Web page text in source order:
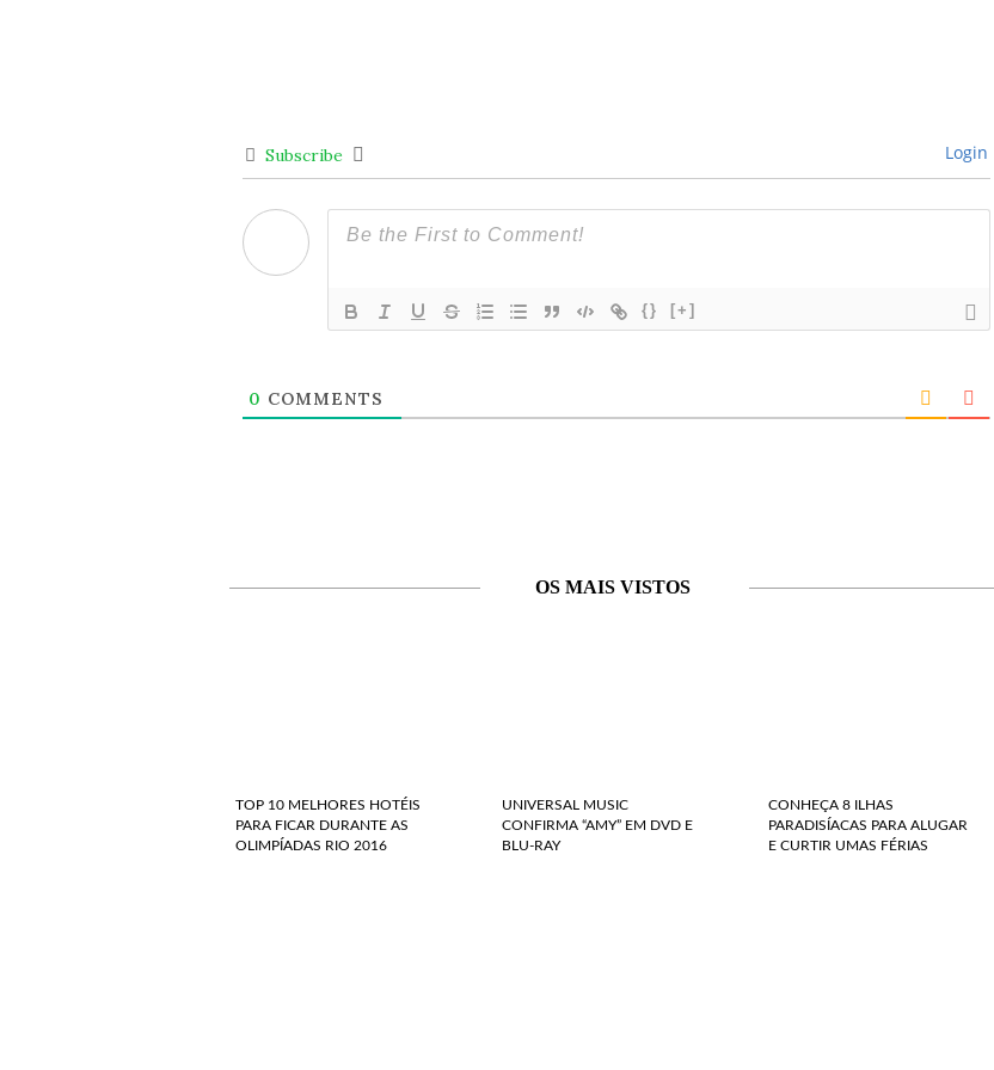
Subscribe Login
{} [+]
0 COMMENTS
OS MAIS VISTOS
TOP 10 MELHORES HOTÉIS
PARA FICAR DURANTE AS
OLIMPÍADAS RIO 2016
UNIVERSAL MUSIC
CONFIRMA “AMY” EM DVD E
BLU-RAY
CONHEÇA 8 ILHAS
PARADISÍACAS PARA ALUGAR
E CURTIR UMAS FÉRIAS